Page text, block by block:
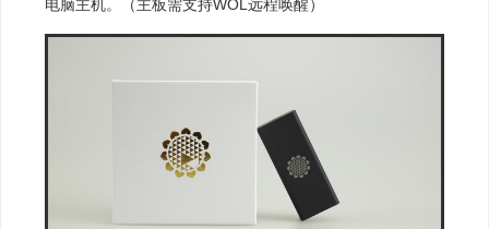
电脑主机。（主板需支持WOL远程唤醒）